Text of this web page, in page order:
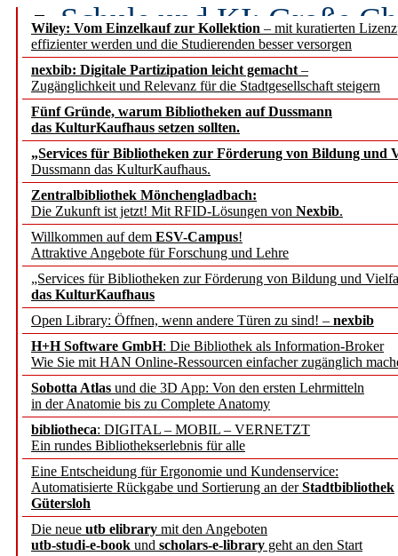
Wiley: Vom Einzelkauf zur Kollektion – mit kuratierten
effizienter werden und die Studierenden besser versorgen
nexbib: Digitale Partizipation leicht gemacht –
Zugänglichkeit und Relevanz für die Stadtgesellschaft steigern
Fünf Gründe, warum Bibliotheken auf Dussmann
das KulturKaufhaus setzen sollten.
„Services für Bibliotheken zur Förderung von Bildung und
Dussmann das KulturKaufhaus.
Zentralbibliothek Mönchengladbach:
Die Zukunft ist jetzt! Mit RFID-Lösungen von Nexbib.
Willkommen auf dem ESV-Campus!
Attraktive Angebote für Forschung und Lehre
„Services für Bibliotheken zur Förderung von Bildung und
das KulturKaufhaus
Open Library: Öffnen, wenn andere Türen zu sind! – nexbib
H+H Software GmbH: Die Bibliothek als Information-Broker
Wie Sie mit HAN Online-Ressourcen einfacher zugänglich
Sobotta Atlas und die 3D App: Von den ersten Lehrmitteln
in der Anatomie bis zu Complete Anatomy
bibliotheca: DIGITAL – MOBIL – VERNETZT
Ein rundes Bibliothekserlebnis für alle
Eine Entscheidung für Ergonomie und Kundenservice:
Automatisierte Rückgabe und Sortierung an derStadtbibliothek
Gütersloh
Die neue utb elibrary mit den Angeboten
utb-studi-e-book und scholars-e-library geht an den Start
Schule und KI: Große
Voraussetzungen
Erfolgreiches erstes
Segment Research –
angepasst
konstruktiv!
Mohr Siebeck
und die Zeitschrift für
Francke Attempto
EBSCO Information
Recherchefunktionen in
Sorbisches Institut neu
Geschichte und